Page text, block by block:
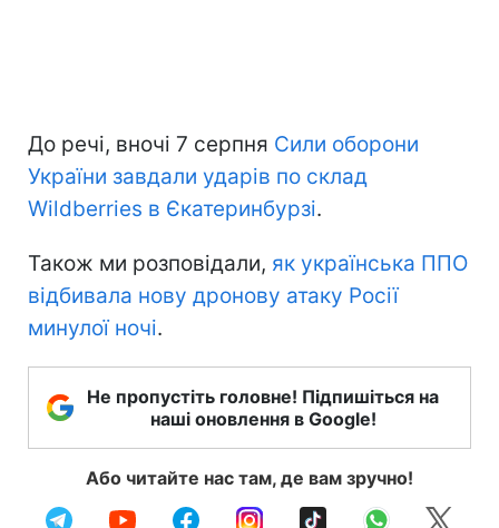
До речі, вночі 7 серпня Сили оборони
України завдали ударів по склад
Wildberries в Єкатеринбурзі.
Також ми розповідали, як українська ППО
відбивала нову дронову атаку Росії
минулої ночі.
Не пропустіть головне! Підпишіться на
наші оновлення в Google!
Або читайте нас там, де вам зручно!